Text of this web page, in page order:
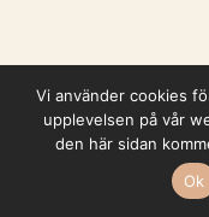
Vi använder cookies
upplevelsen på vår
den här sidan
Ok